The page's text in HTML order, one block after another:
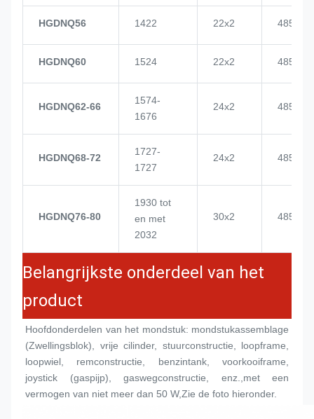
HGDNQ56 1422 22x2 4855
HGDNQ60 1524 22x2 4855
HGDNQ62-66
1574-
1676
24x2 4855
HGDNQ68-72
1727-
1727
24x2 4855
HGDNQ76-80
1930 tot
en met
2032
30x2 4855
Belangrijkste onderdeel van het
product
Hoofdonderdelen van het mondstuk: mondstukassemblage
(Zwellingsblok), vrije cilinder, stuurconstructie, loopframe,
loopwiel, remconstructie, benzintank, voorkooiframe,
joystick (gaspijp), gaswegconstructie, enz.,met een
vermogen van niet meer dan 50 W,Zie de foto hieronder.